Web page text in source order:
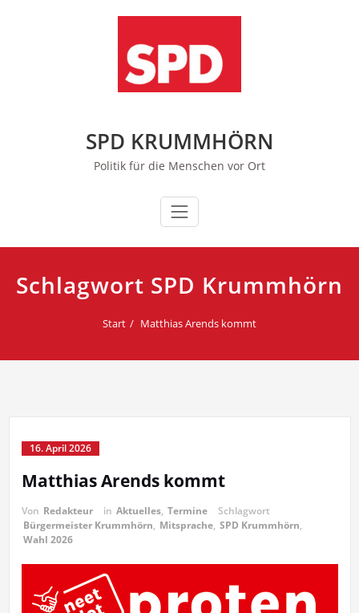
SPD KRUMMHÖRN
Politik für die Menschen vor Ort
Schlagwort SPD Krummhörn
Start Matthias Arends kommt
16. April 2026
Matthias Arends kommt
Von Redakteur in Aktuelles, Termine
Schlagwort
Bürgermeister Krummhörn, Mitsprache, SPD Krummhörn,
Wahl 2026